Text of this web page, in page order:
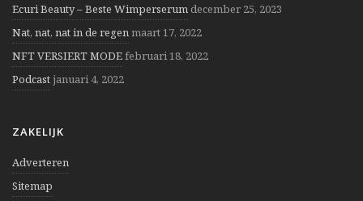
Ecuri Beauty – Beste Wimperserum december 25, 2023
Nat, nat, nat in de regen maart 17, 2022
NFT VERSIERT MODEfebruari 18, 2022
Podcastjanuari 4, 2022
ZAKELIJK
Adverteren
Sitemap